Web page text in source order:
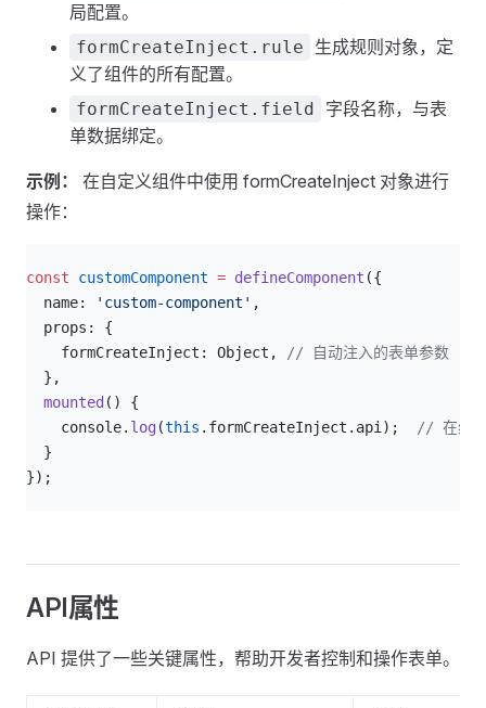
局配置。
formCreateInject.rule
生成规则对象，定
义了组件的所有配置。
formCreateInject.field
字段名称，与表
单数据绑定。
示例：
在自定义组件中使用 formCreateInject 对象进行
操作：
const customComponent = defineComponent ({
  name:
'custom-component' ,
  props: {
    formCreateInject: Object,
// 自动注入的表单参数
  },
  mounted
() {
    console.
log(this .formCreateInject.api);
// 在组
  }
});
API属性
API 提供了一些关键属性，帮助开发者控制和操作表单。